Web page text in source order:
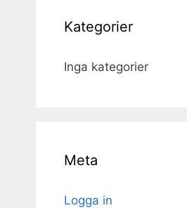
Kategorier
Inga kategorier
Meta
Logga in